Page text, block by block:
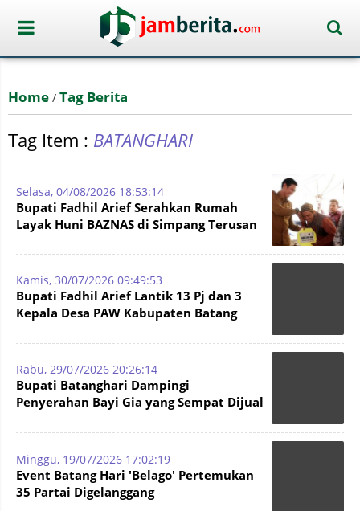
Home / Tag Berita
Tag Item : BATANGHARI
Selasa, 04/08/2026 18:53:14
Bupati Fadhil Arief Serahkan Rumah
Layak Huni BAZNAS di Simpang Terusan
Kamis, 30/07/2026 09:49:53
Bupati Fadhil Arief Lantik 13 Pj dan 3
Kepala Desa PAW Kabupaten Batang
Rabu, 29/07/2026 20:26:14
Bupati Batanghari Dampingi
Penyerahan Bayi Gia yang Sempat Dijual
Minggu, 19/07/2026 17:02:19
Event Batang Hari 'Belago' Pertemukan
35 Partai Digelanggang